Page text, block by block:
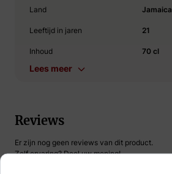
Land Jamaica
Leeftijd in jaren 21
Inhoud 70 cl
Lees meer
Reviews
Er zijn nog geen reviews van dit product.
Zelf ervaring? Deel uw mening!